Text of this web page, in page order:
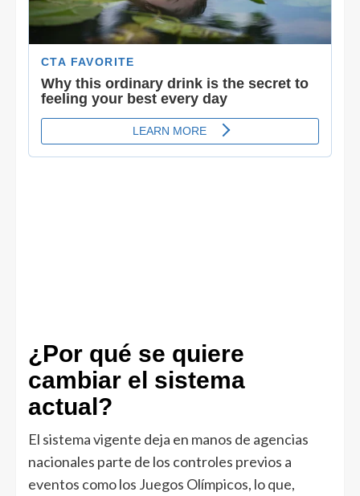
¿Por qué se quiere
cambiar el sistema
actual?
El sistema vigente deja en manos de agencias
nacionales parte de los controles previos a
eventos como los Juegos Olímpicos, lo que,